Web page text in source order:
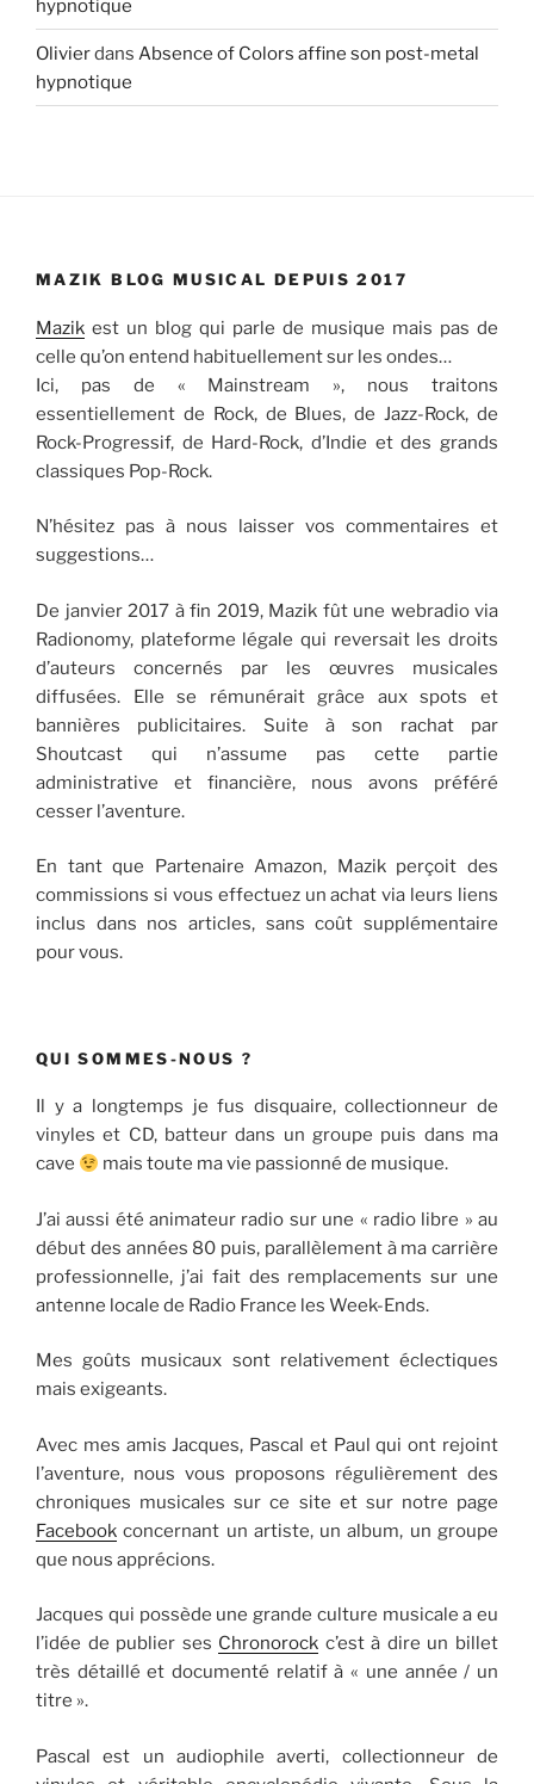
hypnotique
Olivierdans Absence of Colors affine son post-metal
hypnotique
MAZIK BLOG MUSICAL DEPUIS 2017
Mazik est un blog qui parle de musique mais pas de
celle qu’on entend habituellement sur les ondes…
Ici, pas de « Mainstream », nous traitons
essentiellement de Rock, de Blues, de Jazz-Rock, de
Rock-Progressif, de Hard-Rock, d’Indie et des grands
classiques Pop-Rock.
N’hésitez pas à nous laisser vos commentaires et
suggestions…
De janvier 2017 à fin 2019, Mazik fût une webradio via
Radionomy, plateforme légale qui reversait les droits
d’auteurs concernés par les œuvres musicales
diffusées. Elle se rémunérait grâce aux spots et
bannières publicitaires. Suite à son rachat par
Shoutcast qui n’assume pas cette partie
administrative et financière, nous avons préféré
cesser l’aventure.
En tant que Partenaire Amazon, Mazik perçoit des
commissions si vous effectuez un achat via leurs liens
inclus dans nos articles, sans coût supplémentaire
pour vous.
QUI SOMMES-NOUS ?
Il y a longtemps je fus disquaire, collectionneur de
vinyles et CD, batteur dans un groupe puis dans ma
cave
mais toute ma vie passionné de musique.
J’ai aussi été animateur radio sur une « radio libre » au
début des années 80 puis, parallèlement à ma carrière
professionnelle, j’ai fait des remplacements sur une
antenne locale de Radio France les Week-Ends.
Mes goûts musicaux sont relativement éclectiques
mais exigeants.
Avec mes amis Jacques, Pascal et Paul qui ont rejoint
l’aventure, nous vous proposons régulièrement des
chroniques musicales sur ce site et sur notre page
Facebook concernant un artiste, un album, un groupe
que nous apprécions.
Jacques qui possède une grande culture musicale a eu
l’idée de publier ses Chronorock c’est à dire un billet
très détaillé et documenté relatif à « une année / un
titre ».
Pascal est un audiophile averti, collectionneur de